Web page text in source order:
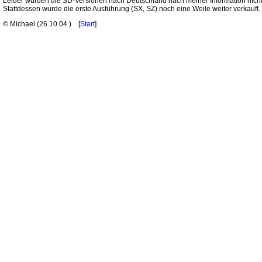
Stattdessen wurde die erste Ausführung (SX, SZ) noch eine Weile weiter verkauft.
© Michael (26.10.04 ) [Start]